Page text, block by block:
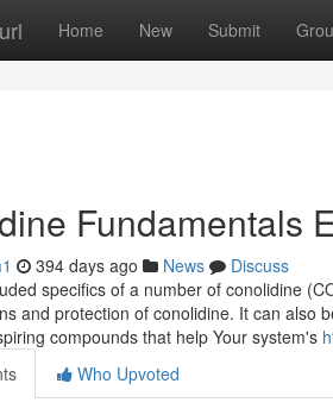
Home New Submit
Fundamentals
394 days ago News
Discuss
specifics of a number of conolidine
and protection of conolidine. It can also
compounds that help Your system's
Who Upvoted